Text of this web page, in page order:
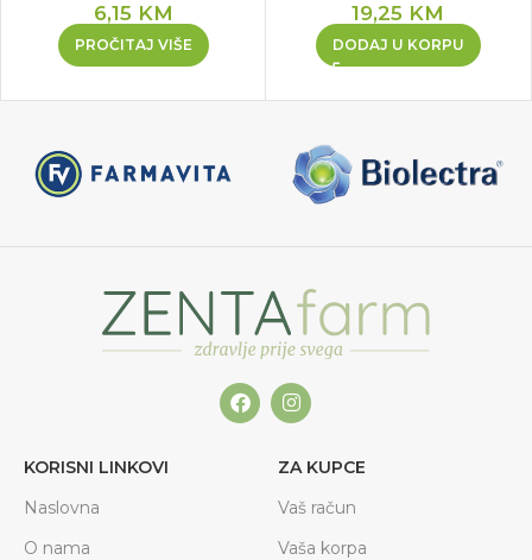
6,15 KM
PROČITAJ VIŠE
19,25 KM
DODAJ U KORPU
KORISNI LINKOVI
Naslovna
O nama
ZA KUPCE
Vaš račun
Vaša korpa